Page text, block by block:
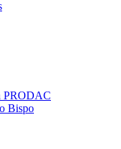
PRODAC
Bispo